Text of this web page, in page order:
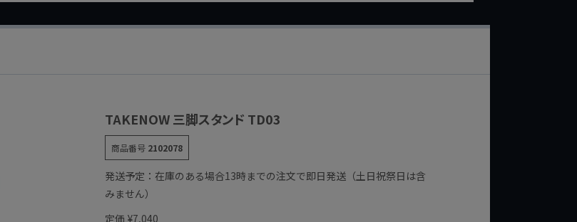
TAKENOW 三脚スタンド TD03
商品番号 2102078
発送予定：在庫のある場合13時までの注文で即日発送（土日祝祭日は含
みません）
定価 ¥7,040